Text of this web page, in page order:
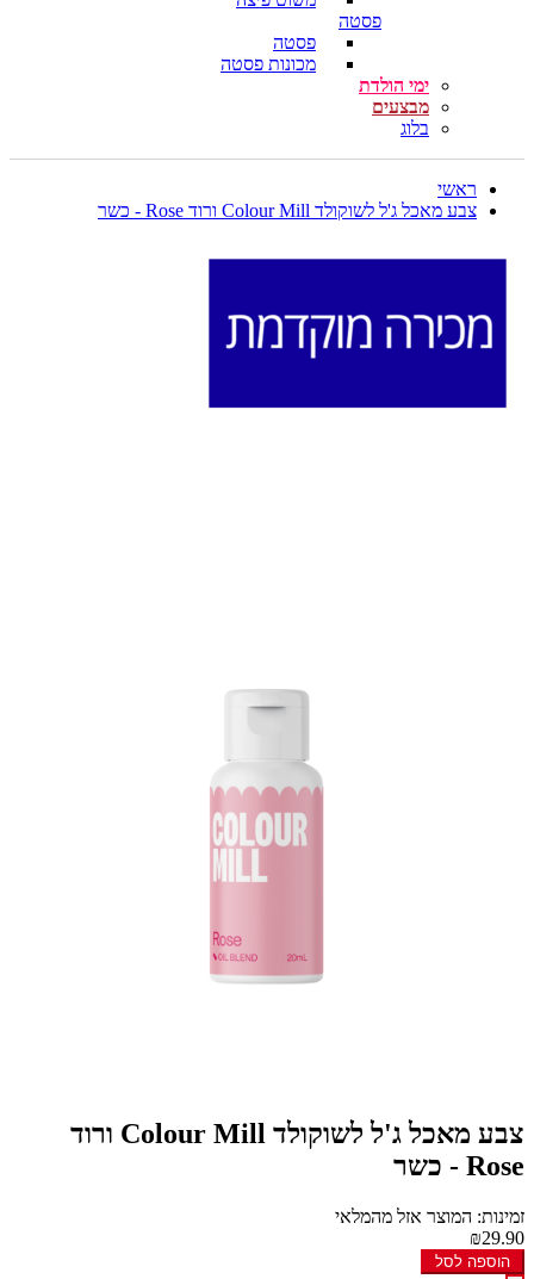
פסטה
פסטה
מכונות פסטה
ימי הולדת
מבצעים
בלוג
ראשי
צבע מאכל ג'ל לשוקולד Colour Mill ורוד Rose - כשר
צבע מאכל ג'ל לשוקולד Colour Mill ורוד
Rose - כשר
זמינות: המוצר אזל מהמלאי
₪29.90
הוספה לסל